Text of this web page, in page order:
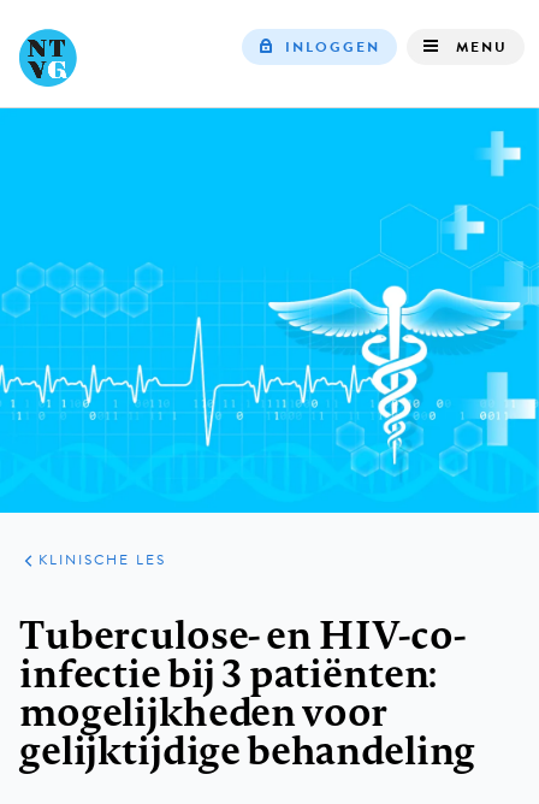
navigation
INLOGGEN MENU
ARTIKELEN
PRAKTIJK
KLINISCHE LES
Tuberculose- en HIV-co-
infectie bij 3 patiënten:
mogelijkheden voor
gelijktijdige behandeling